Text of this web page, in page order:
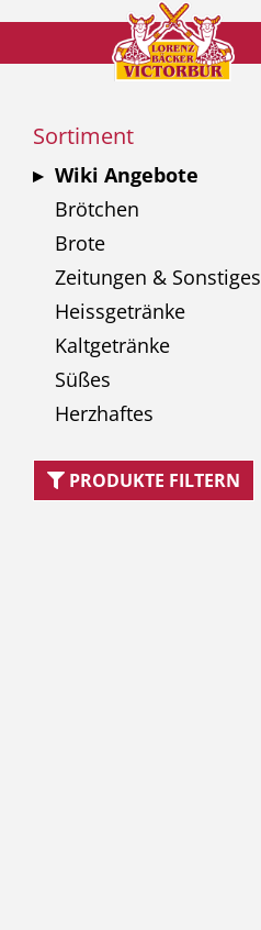
Sortiment
Wiki Angebote
Brötchen
Brote
Zeitungen & Sonstiges
Heissgetränke
Kaltgetränke
Süßes
Herzhaftes
PRODUKTE FILTERN